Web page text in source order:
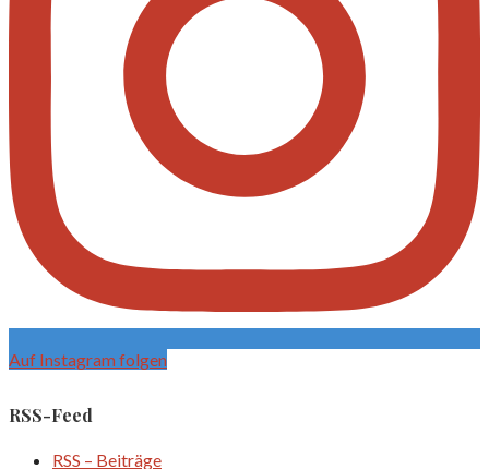
Auf Instagram folgen
RSS-Feed
RSS – Beiträge